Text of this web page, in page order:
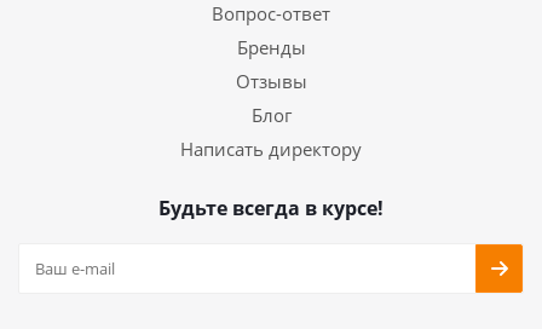
Вопрос-ответ
Бренды
Отзывы
Блог
Написать директору
Будьте всегда в курсе!